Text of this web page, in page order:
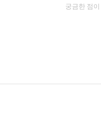
궁금한 점